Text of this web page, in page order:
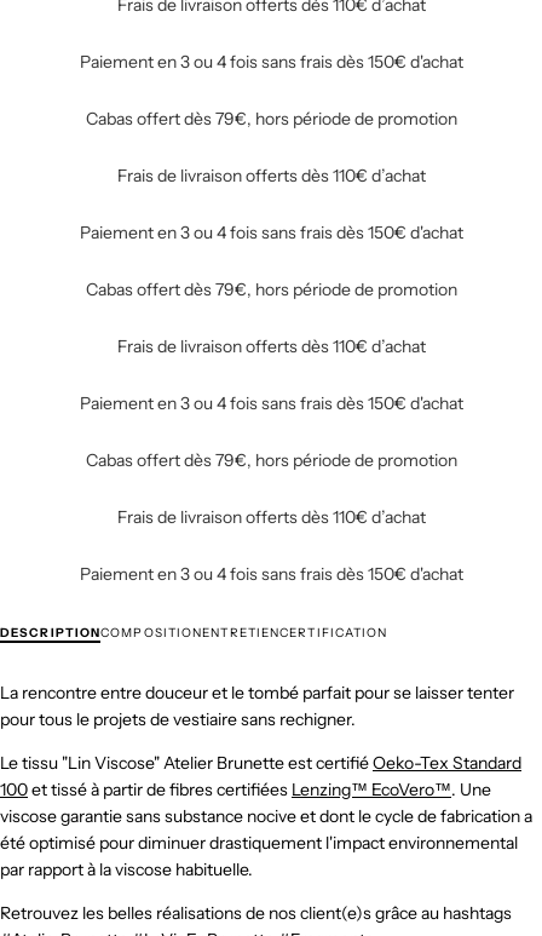
Frais de livraison offerts dès 110€ d’achat
Paiement en 3 ou 4 fois sans frais dès 150€ d'achat
Cabas offert dès 79€, hors période de promotion
Frais de livraison offerts dès 110€ d’achat
Paiement en 3 ou 4 fois sans frais dès 150€ d'achat
Cabas offert dès 79€, hors période de promotion
Frais de livraison offerts dès 110€ d’achat
Paiement en 3 ou 4 fois sans frais dès 150€ d'achat
Cabas offert dès 79€, hors période de promotion
Frais de livraison offerts dès 110€ d’achat
Paiement en 3 ou 4 fois sans frais dès 150€ d'achat
DESCRIPTIONCOMPOSITIONENTRETIENCERTIFICATION
La rencontre entre douceur et le tombé parfait pour se laisser tenter
pour tous le projets de vestiaire sans rechigner.
Le tissu "Lin Viscose"Atelier Brunette est certifiéOeko-Tex Standard
100et tissé à partir de fibres certifiées Lenzing™️ EcoVero™️. Une
viscose garantie sans substance nocive et dont le cycle de fabrication a
été optimisé pour diminuer drastiquement l'impact environnemental
par rapport à la viscose habituelle.
Retrouvez les belles réalisations de nos client(e)s grâce au hashtags